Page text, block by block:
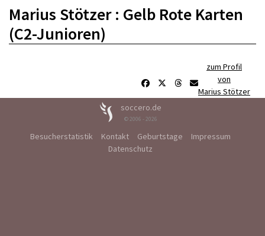
Marius Stötzer : Gelb Rote Karten
(C2-Junioren)
zum Profil
von
Marius Stötzer
soccero.de
© 2006 - 2026
Besucherstatistik Kontakt Geburtstage
Impressum
Datenschutz